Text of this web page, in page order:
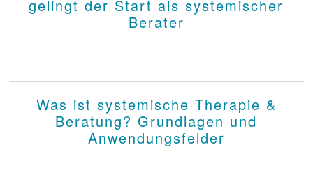
gelingt der Start als systemischer
Berater
Was ist systemische Therapie &
Beratung? Grundlagen und
Anwendungsfelder